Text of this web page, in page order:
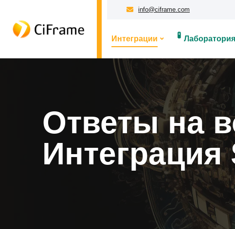
info@ciframe.com
Интеграции 🧪
Ответы на